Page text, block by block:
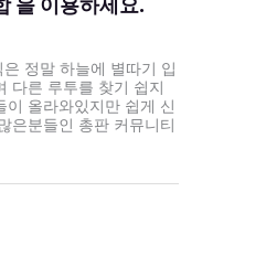
을 이용하세요.
정말 하늘에 별따기 입
다른 루투를 찾기 쉽지
올라와있지만 쉽게 신
은분들인 총판 커뮤니티